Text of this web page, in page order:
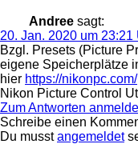
Andree sagt:
20. Jan. 2020 um 23:21
Bzgl. Presets (Picture
eigene Speicherplätze
hier https://nikonpc.com/
Nikon Picture Control
Zum Antworten
Schreibe einen
Du musstangemeldet